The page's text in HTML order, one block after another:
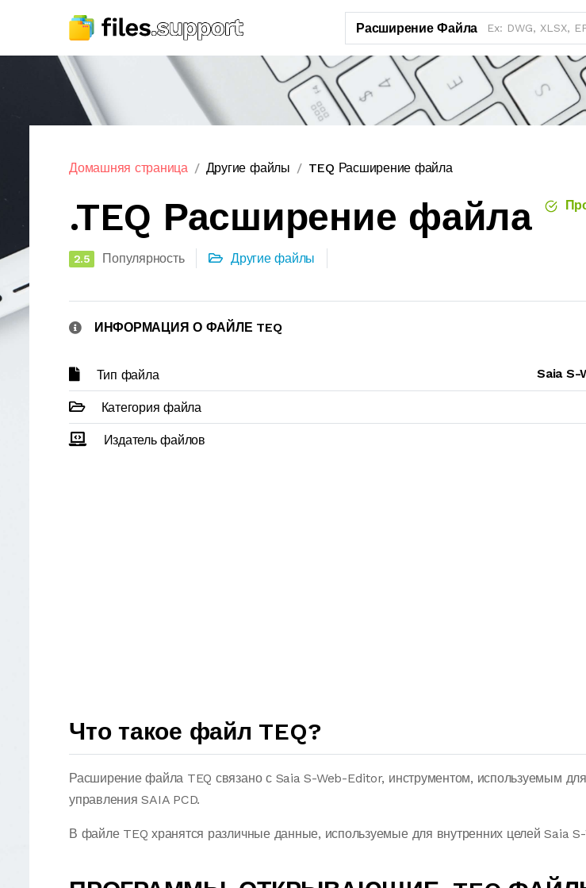
Расширение Файла
Домашняя страница Другие файлы TEQ Расширение файла
.TEQ Расширение файла
2.5 Популярность Другие файлы
ИНФОРМАЦИЯ О ФАЙЛЕ TEQ
Тип файла Saia S-
Категория файла
Издатель файлов
Что такое файл TEQ?
Расширение файла TEQ связано с Saia S-Web-Editor, инструментом, используемым
управления SAIA PCD.
В файле TEQ хранятся различные данные, используемые для внутренних целей Saia